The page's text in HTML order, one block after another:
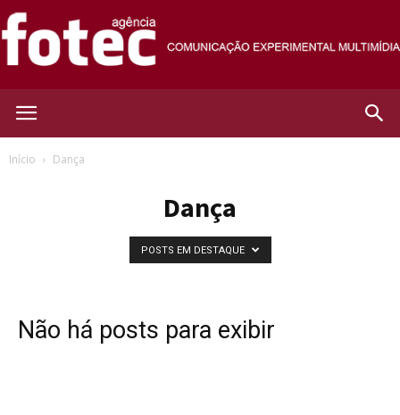
Fotec
Início Dança
Dança
POSTS EM DESTAQUE
Não há posts para exibir